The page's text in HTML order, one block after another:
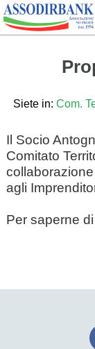
Siete in: Com.
Il Socio
Comitato
agli
Per saperne